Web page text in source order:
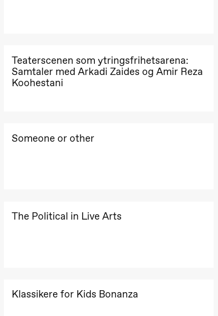
Teaterscenen som ytringsfrihetsarena:
Samtaler med Arkadi Zaides og Amir Reza
Koohestani
Someone or other
The Political in Live Arts
Klassikere for Kids Bonanza